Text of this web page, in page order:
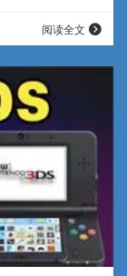
要是针对3DS
开发重点，就
波游戏测试
选手是《重装
阅读全文